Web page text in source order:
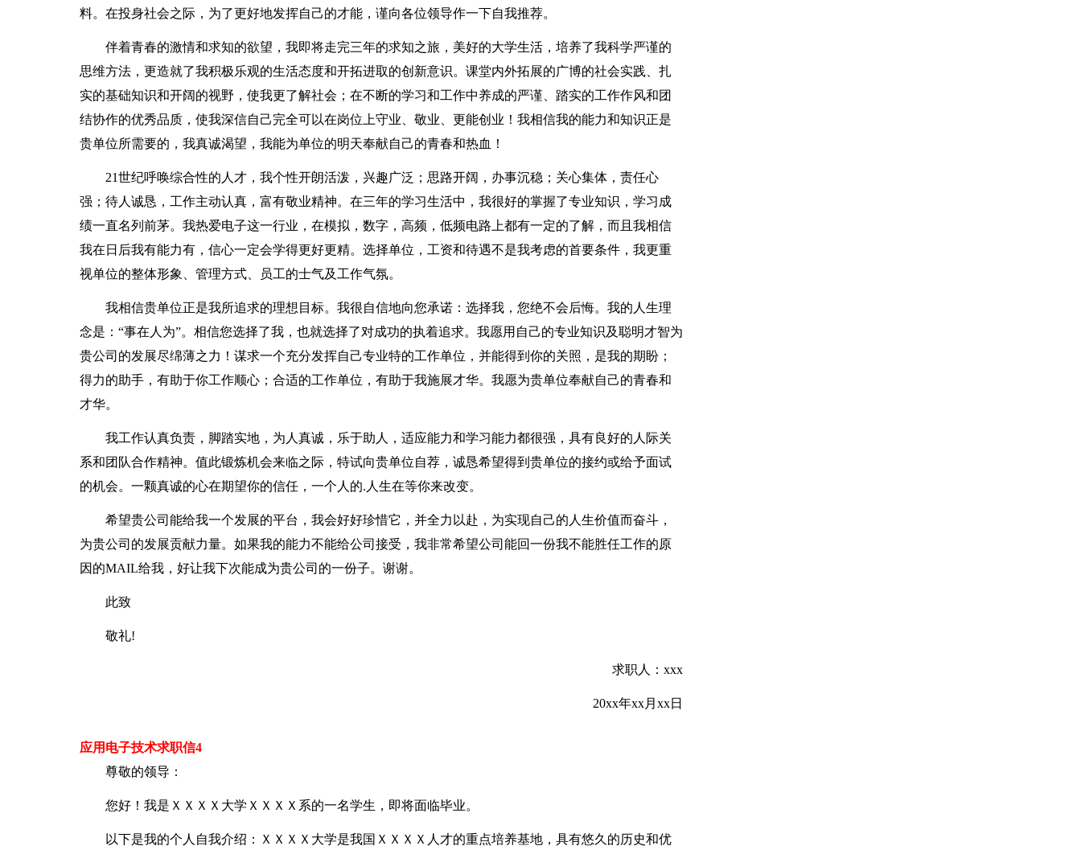
料。在投身社会之际，为了更好地发挥自己的才能，谨向各位领导作一下自我推荐。
伴着青春的激情和求知的欲望，我即将走完三年的求知之旅，美好的大学生活，培养了我科学严谨的
思维方法，更造就了我积极乐观的生活态度和开拓进取的创新意识。课堂内外拓展的广博的社会实践、扎
实的基础知识和开阔的视野，使我更了解社会；在不断的学习和工作中养成的严谨、踏实的工作作风和团
结协作的优秀品质，使我深信自己完全可以在岗位上守业、敬业、更能创业！我相信我的能力和知识正是
贵单位所需要的，我真诚渴望，我能为单位的明天奉献自己的青春和热血！
21世纪呼唤综合性的人才，我个性开朗活泼，兴趣广泛；思路开阔，办事沉稳；关心集体，责任心
强；待人诚恳，工作主动认真，富有敬业精神。在三年的学习生活中，我很好的掌握了专业知识，学习成
绩一直名列前茅。我热爱电子这一行业，在模拟，数字，高频，低频电路上都有一定的了解，而且我相信
我在日后我有能力有，信心一定会学得更好更精。选择单位，工资和待遇不是我考虑的首要条件，我更重
视单位的整体形象、管理方式、员工的士气及工作气氛。
我相信贵单位正是我所追求的理想目标。我很自信地向您承诺：选择我，您绝不会后悔。我的人生理
念是：“事在人为”。相信您选择了我，也就选择了对成功的执着追求。我愿用自己的专业知识及聪明才智为
贵公司的发展尽绵薄之力！谋求一个充分发挥自己专业特的工作单位，并能得到你的关照，是我的期盼；
得力的助手，有助于你工作顺心；合适的工作单位，有助于我施展才华。我愿为贵单位奉献自己的青春和
才华。
我工作认真负责，脚踏实地，为人真诚，乐于助人，适应能力和学习能力都很强，具有良好的人际关
系和团队合作精神。值此锻炼机会来临之际，特试向贵单位自荐，诚恳希望得到贵单位的接约或给予面试
的机会。一颗真诚的心在期望你的信任，一个人的.人生在等你来改变。
希望贵公司能给我一个发展的平台，我会好好珍惜它，并全力以赴，为实现自己的人生价值而奋斗，
为贵公司的发展贡献力量。如果我的能力不能给公司接受，我非常希望公司能回一份我不能胜任工作的原
因的MAIL给我，好让我下次能成为贵公司的一份子。谢谢。
此致
敬礼!
求职人：xxx
20xx年xx月xx日
应用电子技术求职信4
尊敬的领导：
您好！我是ＸＸＸＸ大学ＸＸＸＸ系的一名学生，即将面临毕业。
以下是我的个人自我介绍：ＸＸＸＸ大学是我国ＸＸＸＸ人才的重点培养基地，具有悠久的历史和优